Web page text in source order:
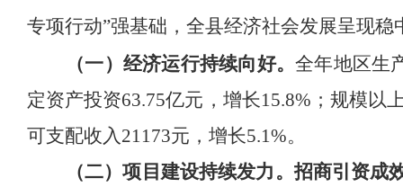
专项行动”强基础， 全县经济社会发展呈现稳
（一）经济运行持续向好。 全年地区生
定资产投资63.75亿元，增长15.8% ；规模以
可支配收入21173元，增长5.1%。
（二）项目建设持续发力。招商引资成